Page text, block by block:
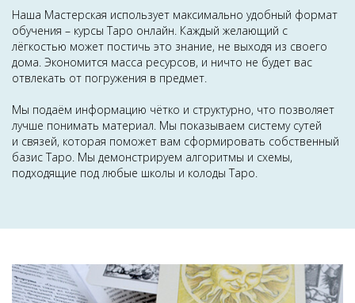
Наша Мастерская использует максимально удобный формат
обучения – курсы Таро онлайн. Каждый желающий с
лёгкостью может постичь это знание, не выходя из своего
дома. Экономится масса ресурсов, и ничто не будет вас
отвлекать от погружения в предмет.
Мы подаём информацию чётко и структурно, что позволяет
лучше понимать материал. Мы показываем систему сутей
и связей, которая поможет вам сформировать собственный
базис Таро. Мы демонстрируем алгоритмы и схемы,
подходящие под любые школы и колоды Таро.